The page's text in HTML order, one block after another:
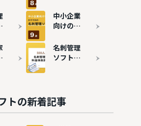
ソフト8
選！連携メ
説
中小企業
向けの名
フトおす
すめ9選
名刺管理
ソフトの
体系を徹
底比較
トの新着記事